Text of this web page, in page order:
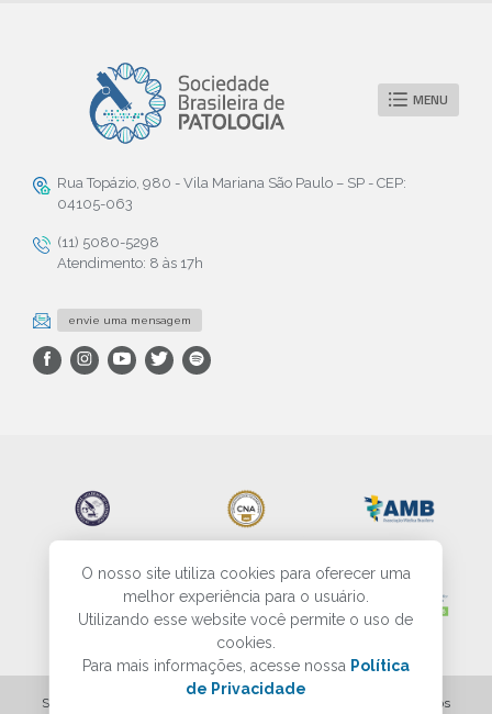
O nosso site utiliza cookies para oferecer uma
melhor experiência para o usuário.
Utilizando esse website você permite o uso de
cookies.
Para mais informações, acesse nossa Política
de Privacidade
MENU
Rua Topázio, 980 - Vila Mariana São Paulo – SP - CEP:
04105-063
(11) 5080-5298
Atendimento: 8 às 17h
envie uma mensagem
SBP - Sociedade Brasileira de Patologia - Todos os direitos reservados